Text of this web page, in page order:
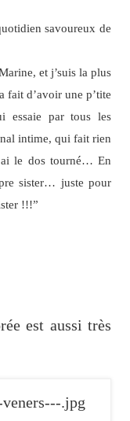
savoureux de
et j’suis la plus
fait d’avoir une p’tite
essaie par tous les
intime, qui fait rien
le dos tourné… En
sister… juste pour
!!!”
est aussi très